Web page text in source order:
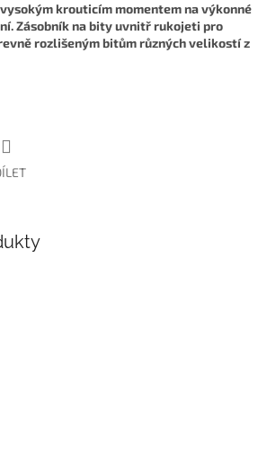
krouticím momentem na výkonné
Zásobník na bity uvnitř rukojeti pro
rozlišeným bitům různých velikostí z